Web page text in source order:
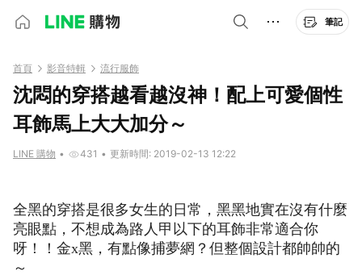
筆記
首頁 影音特輯 流行服飾
沈悶的穿搭越看越沒神！配上可愛個性
耳飾馬上大大加分～
LINE 購物 • 431 • 更新時間: 2019-02-13 12:22
全黑的穿搭是很多女生的日常，黑黑地實在沒有什麼
亮眼點，不想成為路人甲以下的耳飾非常適合你
呀！！金x黑，有點像捕夢網？但整個設計都帥帥的
～